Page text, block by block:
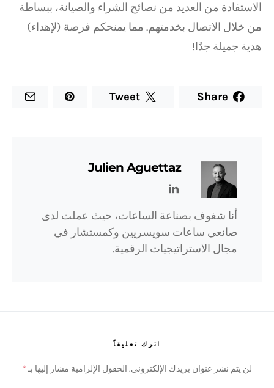
الاستفادة من العديد من نصائح الشراء والصيانة، ببساطة
من خلال الاتصال بخدمتهم. مما يمنحكم فرصة (لإهداء)
هدية جميلة جدًا!
Share
Tweet
Julien Aguettaz
أنا شغوف بصناعة الساعات، حيث عملت لدى
صانعي ساعات سويسريين وكمستشار في
مجال الاستراتيجيات الرقمية.
اترك تعليقاً
لن يتم نشر عنوان بريدك الإلكتروني. الحقول الإلزامية مشار إليها بـ *